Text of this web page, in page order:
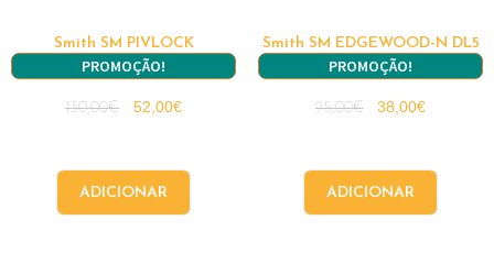
Smith SM PIVLOCK
PROMOÇÃO!
130,00€ 52,00€
ADICIONAR
Smith SM EDGEWOOD-N DL5
PROMOÇÃO!
95,00€ 38,00€
ADICIONAR